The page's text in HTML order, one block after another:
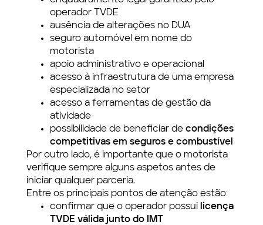
operador TVDE
ausência de alterações no DUA
seguro automóvel em nome do
motorista
apoio administrativo e operacional
acesso à infraestrutura de uma empresa
especializada no setor
acesso a ferramentas de gestão da
atividade
possibilidade de beneficiar de condições
competitivas em seguros e combustível
Por outro lado, é importante que o motorista
verifique sempre alguns aspetos antes de
iniciar qualquer parceria.
Entre os principais pontos de atenção estão:
confirmar que o operador possui licença
TVDE válida junto do IMT